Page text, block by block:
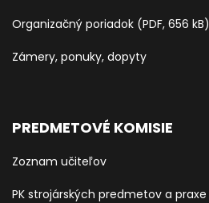
Organizačný poriadok (PDF, 656 kB)
Zámery, ponuky, dopyty
PREDMETOVÉ KOMISIE
Zoznam učiteľov
PK strojárských predmetov a praxe